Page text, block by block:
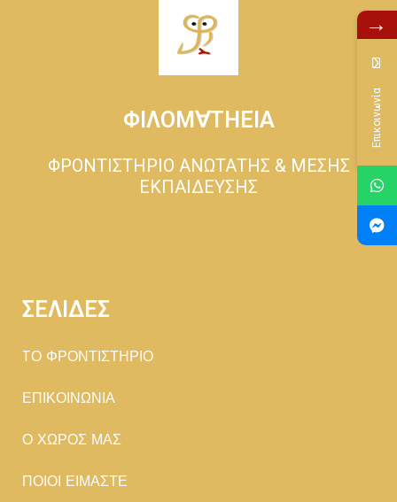
ΦΙΛΟΜ∀ΤΗΕΙΑ
ΦΡΟΝΤΙΣΤΗΡΙΟ ΑΝΩΤΑΤΗΣ & ΜΕΣΗΣ
ΕΚΠΑΙΔΕΥΣΗΣ
ΣΕΛΙΔΕΣ
TΟ ΦΡΟΝΤΙΣΤΗΡΙΟ
ΕΠΙΚΟΙΝΩΝΙΑ
Ο ΧΩΡΟΣ ΜΑΣ
ΠΟΙΟΙ ΕΙΜΑΣΤΕ
→
Επικοινωνία